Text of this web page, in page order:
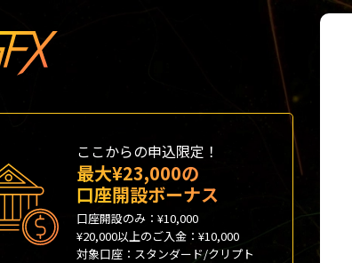
ここからの申込限定！
最大¥23,000の
口座開設ボーナス
口座開設のみ：¥10,000
¥20,000以上のご入金：¥10,000
対象口座：スタンダード/クリプト